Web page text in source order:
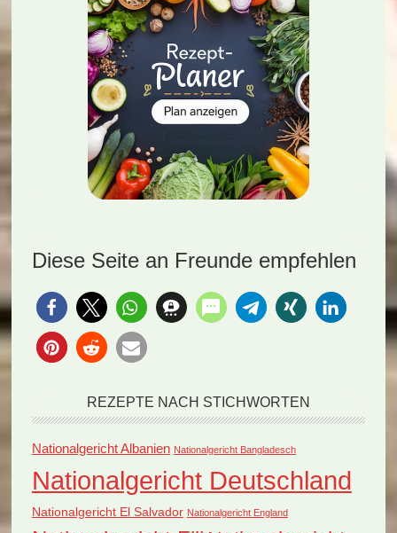
Diese Seite an Freunde empfehlen
REZEPTE NACH STICHWORTEN
Nationalgericht Albanien Nationalgericht Bangladesch
Nationalgericht Deutschland
Nationalgericht El Salvador Nationalgericht England